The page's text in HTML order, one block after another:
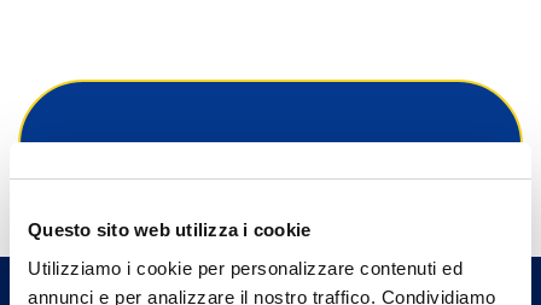
Questo sito web utilizza i cookie
Utilizziamo i cookie per personalizzare contenuti ed
annunci e per analizzare il nostro traffico. Condividiamo
Trova l'Agenzia più vicina a te e parla con
un nostro Agente.